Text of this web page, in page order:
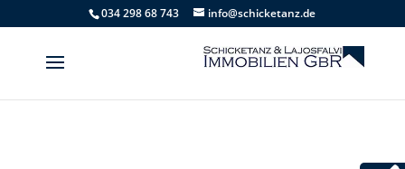
034 298 68 743 info@schicketanz.de